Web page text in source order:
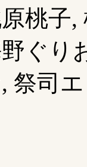
桃子,
ぐり
祭司